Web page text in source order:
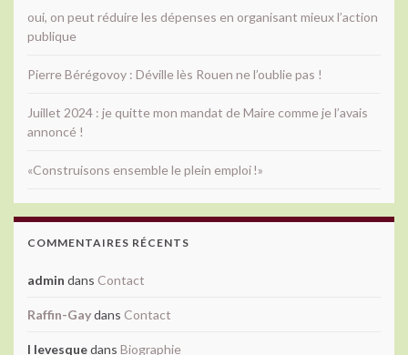
oui, on peut réduire les dépenses en organisant mieux l’action
publique
Pierre Bérégovoy : Déville lès Rouen ne l’oublie pas !
Juillet 2024 : je quitte mon mandat de Maire comme je l’avais
annoncé !
«Construisons ensemble le plein emploi !»
COMMENTAIRES RÉCENTS
admin dans Contact
Raffin-Gaydans Contact
l levesquedans Biographie